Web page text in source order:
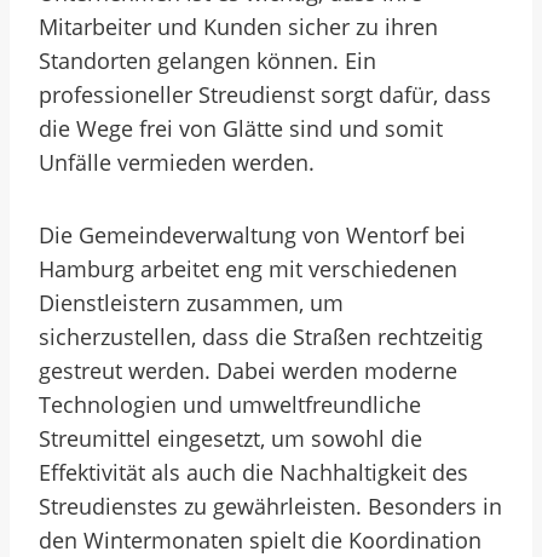
Mitarbeiter und Kunden sicher zu ihren
Standorten gelangen können. Ein
professioneller Streudienst sorgt dafür, dass
die Wege frei von Glätte sind und somit
Unfälle vermieden werden.
Die Gemeindeverwaltung von Wentorf bei
Hamburg arbeitet eng mit verschiedenen
Dienstleistern zusammen, um
sicherzustellen, dass die Straßen rechtzeitig
gestreut werden. Dabei werden moderne
Technologien und umweltfreundliche
Streumittel eingesetzt, um sowohl die
Effektivität als auch die Nachhaltigkeit des
Streudienstes zu gewährleisten. Besonders in
den Wintermonaten spielt die Koordination